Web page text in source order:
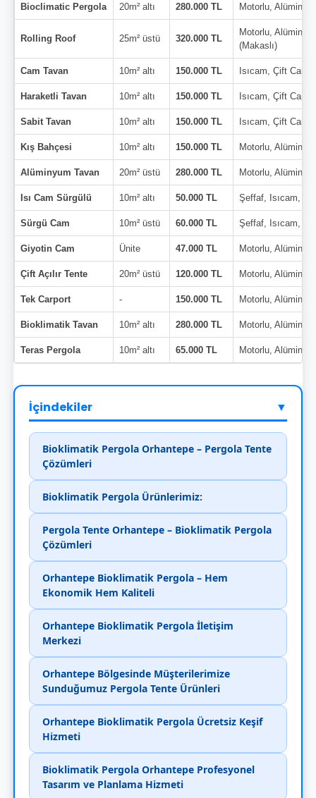
Bioclimatic Pergola 20m² altı 280.000 TL Motorlu,
Rolling Roof 25m² üstü 320.000 TL
Motorlu,
(Makaslı)
Cam Tavan 10m² altı 150.000 TL Isıcam, Çift Cam
Haraketli Tavan 10m² altı 150.000 TL Isıcam, Çift Cam
Sabit Tavan 10m² altı 150.000 TL Isıcam, Çift Cam
Kış Bahçesi 10m² altı 150.000 TL Motorlu,
Alüminyum Tavan 20m² üstü 280.000 TL Motorlu,
Isı Cam Sürgülü 10m² altı 50.000 TL Şeffaf, Isıcam,
Sürgü Cam 10m² üstü 60.000 TL Şeffaf, Isıcam,
Giyotin Cam Ünite 47.000 TL Motorlu,
Çift Açılır Tente 20m² üstü 120.000 TL Motorlu,
Tek Carport - 150.000 TL Motorlu,
Bioklimatik Tavan 10m² altı 280.000 TL Motorlu,
Teras Pergola 10m² altı 65.000 TL Motorlu,
İçindekiler ▼
Bioklimatik Pergola Orhantepe – Pergola Tente
Çözümleri
Bioklimatik Pergola Ürünlerimiz:
Pergola Tente Orhantepe – Bioklimatik Pergola
Çözümleri
Orhantepe Bioklimatik Pergola – Hem
Ekonomik Hem Kaliteli
Orhantepe Bioklimatik Pergola İletişim
Merkezi
Orhantepe Bölgesinde Müşterilerimize
Sunduğumuz Pergola Tente Ürünleri
Orhantepe Bioklimatik Pergola Ücretsiz Keşif
Hizmeti
Bioklimatik Pergola Orhantepe Profesyonel
Tasarım ve Planlama Hizmeti